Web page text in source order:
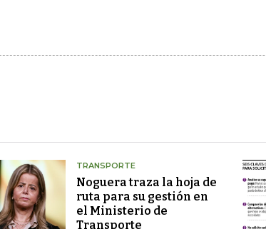
TRANSPORTE
Noguera traza la hoja de
ruta para su gestión en
el Ministerio de
Transporte